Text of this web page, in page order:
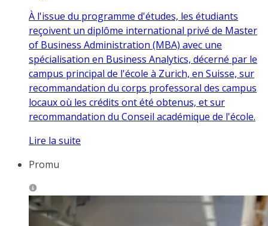
À l'issue du programme d'études, les étudiants
reçoivent un diplôme international privé de Master
of Business Administration (MBA) avec une
spécialisation en Business Analytics, décerné par le
campus principal de l'école à Zurich, en Suisse, sur
recommandation du corps professoral des campus
locaux où les crédits ont été obtenus, et sur
recommandation du Conseil académique de l'école.
Lire la suite
Promu